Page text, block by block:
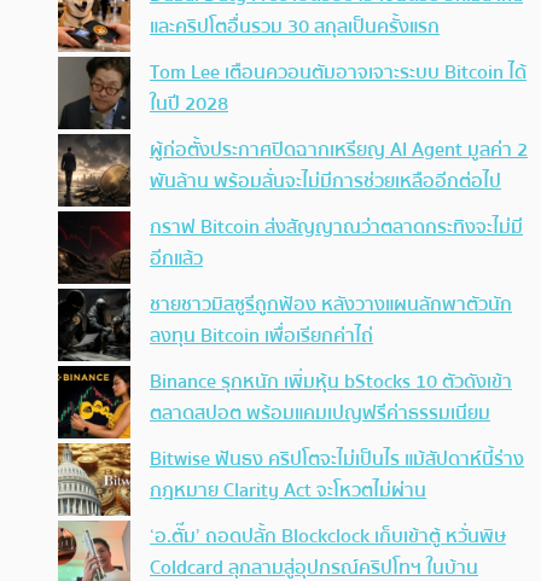
และคริปโตอื่นรวม 30 สกุลเป็นครั้งแรก
Tom Lee เตือนควอนตัมอาจเจาะระบบ Bitcoin ได้
ในปี 2028
ผู้ก่อตั้งประกาศปิดฉากเหรียญ AI Agent มูลค่า 2
พันล้าน พร้อมลั่นจะไม่มีการช่วยเหลืออีกต่อไป
กราฟ Bitcoin ส่งสัญญาณว่าตลาดกระทิงจะไม่มี
อีกแล้ว
ชายชาวมิสซูรีถูกฟ้อง หลังวางแผนลักพาตัวนัก
ลงทุน Bitcoin เพื่อเรียกค่าไถ่
Binance รุกหนัก เพิ่มหุ้น bStocks 10 ตัวดังเข้า
ตลาดสปอต พร้อมแคมเปญฟรีค่าธรรมเนียม
Bitwise ฟันธง คริปโตจะไม่เป็นไร แม้สัปดาห์นี้ร่าง
กฎหมาย Clarity Act จะโหวตไม่ผ่าน
‘อ.ตั๊ม’ ถอดปลั้ก Blockclock เก็บเข้าตู้ หวั่นพิษ
Coldcard ลุกลามสู่อุปกรณ์คริปโทฯ ในบ้าน